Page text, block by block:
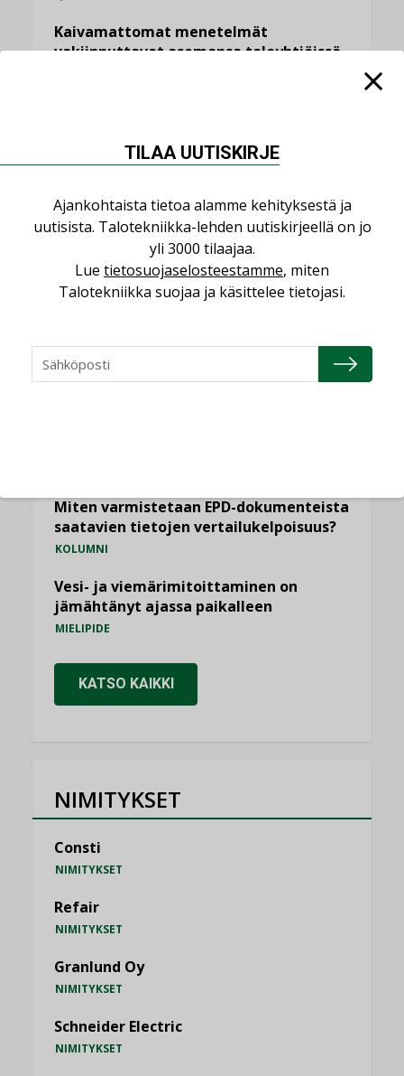
Kaivamattomat menetelmät
vakiinnuttavat asemansa taloyhtiöissä
NÄKÖKULMIA
Puheista tekoihin – uusin teknologia
Sähköistäminen säästää euroja
Miten varmistetaan EPD-dokumenteista
saatavien tietojen vertailukelpoisuus?
KOLUMNI
Vesi- ja viemärimitoittaminen on
jämähtänyt ajassa paikalleen
MIELIPIDE
KATSO KAIKKI
NIMITYKSET
Consti
NIMITYKSET
Refair
NIMITYKSET
Granlund Oy
NIMITYKSET
Schneider Electric
NIMITYKSET
TILAA UUTISKIRJE
Ajankohtaista tietoa alamme kehityksestä ja
uutisista. Talotekniikka-lehden uutiskirjeellä on jo
yli 3000 tilaajaa.
Lue tietosuojaselosteestamme, miten
Talotekniikka suojaa ja käsittelee tietojasi.